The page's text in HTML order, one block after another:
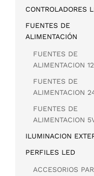
CONTROLADORES
FUENTES DE
ALIMENTACIÓN
FUENTES DE
ALIMENTACION
FUENTES DE
ALIMENTACION
FUENTES DE
ALIMENTACION
ILUMINACION
PERFILES LED
ACCESORIOS